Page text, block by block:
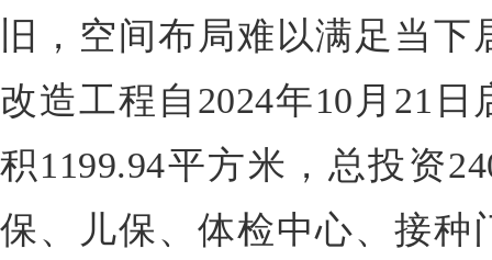
旧，空间布局难以满足当
改造工程自2024年10月21
积1199.94平方米，总投资
保、儿保、体检中心、接种